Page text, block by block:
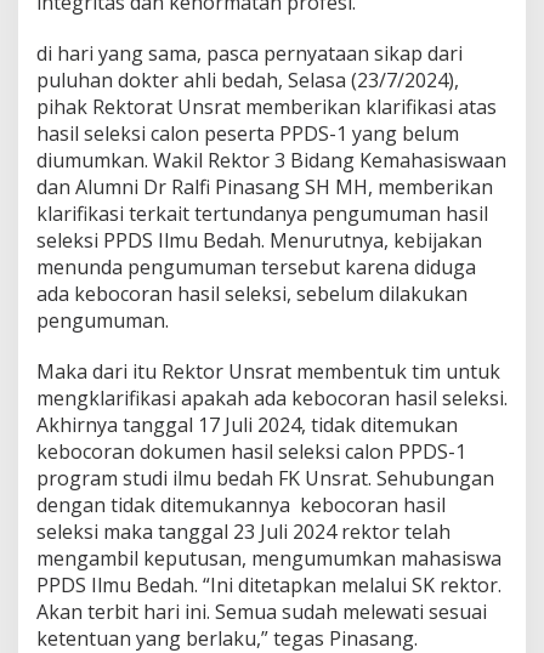
di hari yang sama, pasca pernyataan sikap dari
puluhan dokter ahli bedah, Selasa (23/7/2024),
pihak Rektorat Unsrat memberikan klarifikasi atas
hasil seleksi calon peserta PPDS-1 yang belum
diumumkan. Wakil Rektor 3 Bidang Kemahasiswaan
dan Alumni Dr Ralfi Pinasang SH MH, memberikan
klarifikasi terkait tertundanya pengumuman hasil
seleksi PPDS Ilmu Bedah. Menurutnya, kebijakan
menunda pengumuman tersebut karena diduga
ada kebocoran hasil seleksi, sebelum dilakukan
pengumuman.
Maka dari itu Rektor Unsrat membentuk tim untuk
mengklarifikasi apakah ada kebocoran hasil seleksi.
Akhirnya tanggal 17 Juli 2024, tidak ditemukan
kebocoran dokumen hasil seleksi calon PPDS-1
program studi ilmu bedah FK Unsrat. Sehubungan
dengan tidak ditemukannya kebocoran hasil
seleksi maka tanggal 23 Juli 2024 rektor telah
mengambil keputusan, mengumumkan mahasiswa
PPDS Ilmu Bedah. “Ini ditetapkan melalui SK rektor.
Akan terbit hari ini. Semua sudah melewati sesuai
ketentuan yang berlaku,” tegas Pinasang.